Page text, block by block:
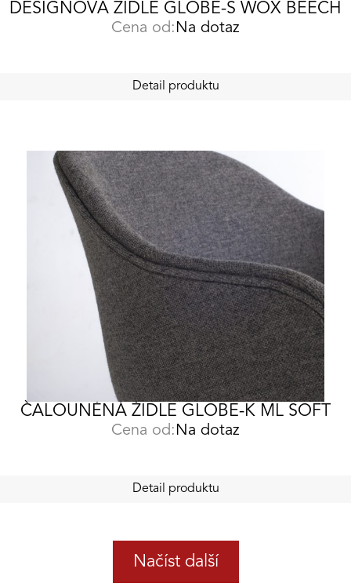
DESIGNOVÁ ŽIDLE GLOBE-S WOX BEECH
Cena od: Na dotaz
Detail produktu
ČALOUNĚNÁ ŽIDLE GLOBE-K ML SOFT
Cena od: Na dotaz
Detail produktu
Načíst další